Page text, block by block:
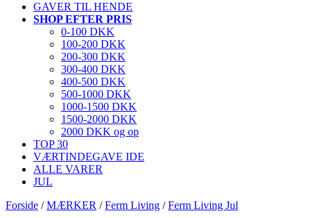
GAVER TIL HENDE
SHOP EFTER PRIS
0-100 DKK
100-200 DKK
200-300 DKK
300-400 DKK
400-500 DKK
500-1000 DKK
1000-1500 DKK
1500-2000 DKK
2000 DKK og op
TOP 30
VÆRTINDEGAVE IDE
ALLE VARER
JUL
Forside /MÆRKER /Ferm Living /Ferm Living Jul